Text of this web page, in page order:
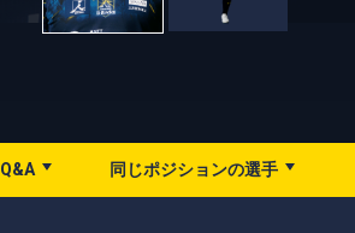
Q&A 同じポジションの選手